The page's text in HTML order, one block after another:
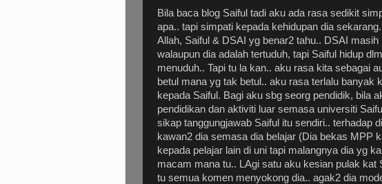
Bila baca blog Saiful tadi aku ada rasa sedikit
apa.. tapi simpati kepada kehidupan dia
Allah, Saiful & DSAI yg benar2 tahu.. DSAI
walaupun dia adalah tertuduh, tapi Saiful hidup
menuduh.. Tapi tu la kan.. aku rasa kita sebagai
betul mana yg tak betul.. aku rasa terlalu banyak
kepada Saiful. Bagi aku sbg seorg pendidik, bila
pendidikan dan aktiviti luar semasa universiti
sikap tanggungjawab Saiful itu sendiri.. terhadap
kawan2 dia semasa dia belajar (Dia bekas MPP
kepada pelajar lain di uni tapi malangnya dia yg
macam mana tu.. LAgi satu aku kesian pulak kat
tu semua komen menyokong dia.. agak2 dia